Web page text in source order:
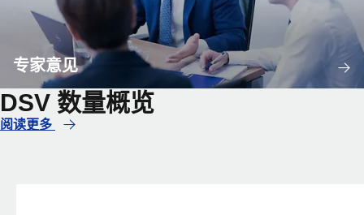
专家意见
DSV 数量概览
阅读更多